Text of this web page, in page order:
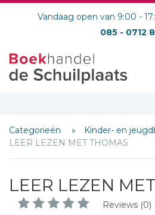
Vandaag open van 9:00 -
085 - 0712
Categorieën
Kinder- en
LEER LEZEN MET THOMAS
LEER LEZEN
Reviews (0)